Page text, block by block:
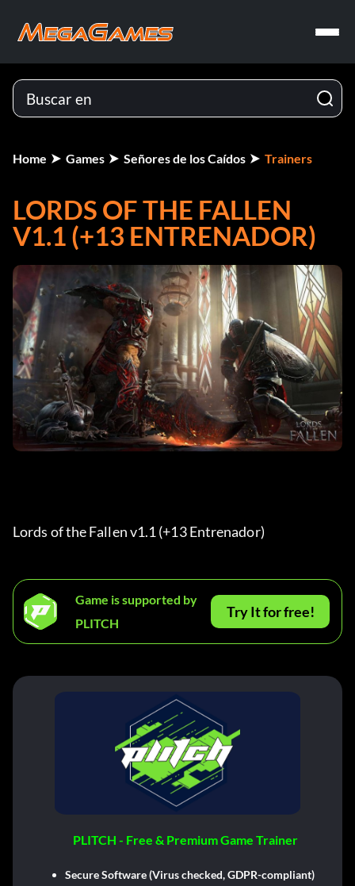
Home Games Señores de los Caídos Trainers
LORDS OF THE FALLEN
V1.1 (+13 ENTRENADOR)
Lords of the Fallen v1.1 (+13 Entrenador)
Game is supported by
PLITCH
Try It for free!
PLITCH - Free & Premium Game Trainer
Secure Software (Virus checked, GDPR-compliant)